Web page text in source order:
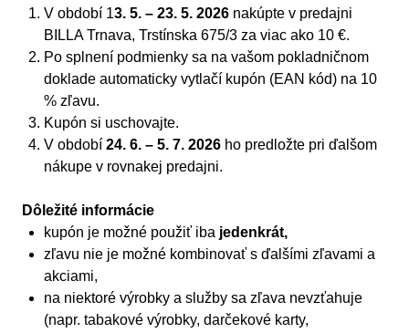
V období 13. 5. – 23. 5. 2026 nakúpte v predajni
BILLA Trnava, Trstínska 675/3 za viac ako 10 €.
Po splnení podmienky sa na vašom pokladničnom
doklade automaticky vytlačí kupón (EAN kód) na 10
% zľavu.
Kupón si uschovajte.
V období 24. 6. – 5. 7. 2026 ho predložte pri ďalšom
nákupe v rovnakej predajni.
Dôležité informácie
kupón je možné použiť iba jedenkrát,
zľavu nie je možné kombinovať s ďalšími zľavami a
akciami,
na niektoré výrobky a služby sa zľava nevzťahuje
(napr. tabakové výrobky, darčekové karty,